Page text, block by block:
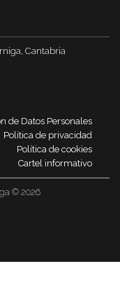
Cantabria
de Datos Personales
Política de privacidad
Política de cookies
Cartel informativo
© 2026